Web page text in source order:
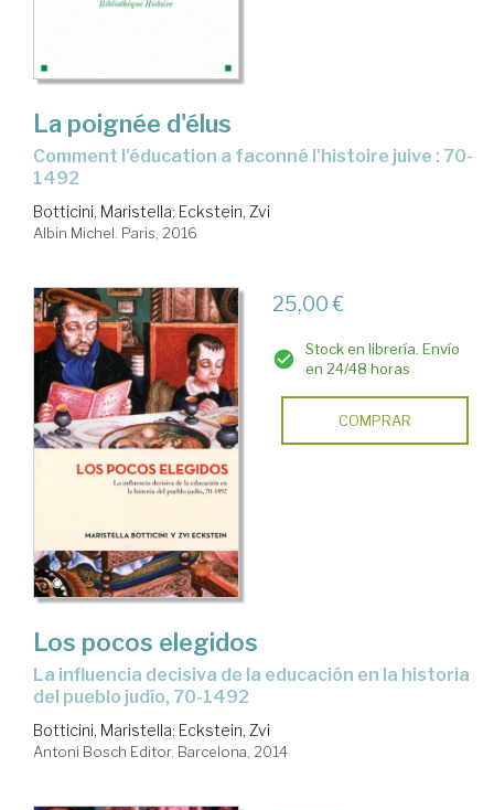
La poignée d'élus
comment l'éducation a faconné l'histoire juive : 70-
1492
Botticini, Maristella; Eckstein, Zvi
Albin Michel. Paris, 2016
25,00 €
Stock en librería. Envío
en 24/48 horas
COMPRAR
Los pocos elegidos
la influencia decisiva de la educación en la historia
del pueblo judío, 70-1492
Botticini, Maristella; Eckstein, Zvi
Antoni Bosch Editor. Barcelona, 2014